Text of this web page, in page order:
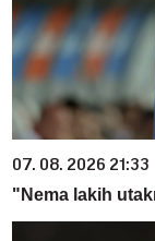
07. 08. 2026 21:33
"Nema lakih